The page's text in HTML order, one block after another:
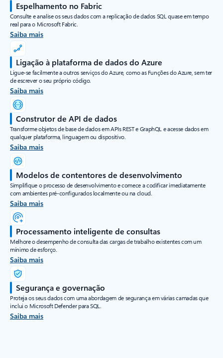
Espelhamento no Fabric
Consulte e analise os seus dados com a replicação de dados SQL quase em tempo
real para o Microsoft Fabric.
Saiba mais
Ligação à plataforma de dados do Azure
Ligue-se facilmente a outros serviços do Azure, como as Funções do Azure, sem ter
de escrever o seu próprio código.
Saiba mais
Construtor de API de dados
Transforme objetos de base de dados em APIs REST e GraphQL e acesse dados em
qualquer plataforma, linguagem ou dispositivo.
Saiba mais
Modelos de contentores de desenvolvimento
Simplifique o processo de desenvolvimento e comece a codificar imediatamente
com ambientes pré-configurados localmente ou na cloud.
Saiba mais
Processamento inteligente de consultas
Melhore o desempenho de consulta das cargas de trabalho existentes com um
mínimo de esforço.
Saiba mais
Segurança e governação
Proteja os seus dados com uma abordagem de segurança em várias camadas que
inclui o Microsoft Defender para SQL.
Saiba mais